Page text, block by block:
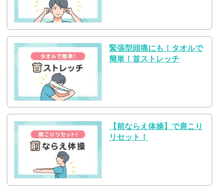
緊張型頭痛にも！タオルで
簡単！首ストレッチ
【前ならえ体操】で肩こり
リセット！